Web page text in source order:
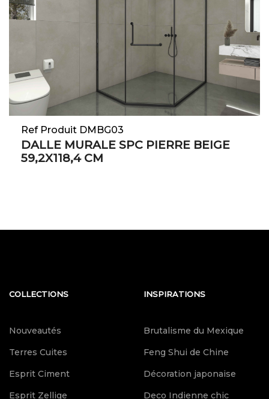
Ref Produit DMBG03
DALLE MURALE SPC PIERRE BEIGE
59,2X118,4 CM
COLLECTIONS
Nouveautés
Terres Cuites
Esprit Ciment
Esprit Zellige
INSPIRATIONS
Brutalisme du Mexique
Feng Shui de Chine
Décoration japonaise
Deco Indienne chic